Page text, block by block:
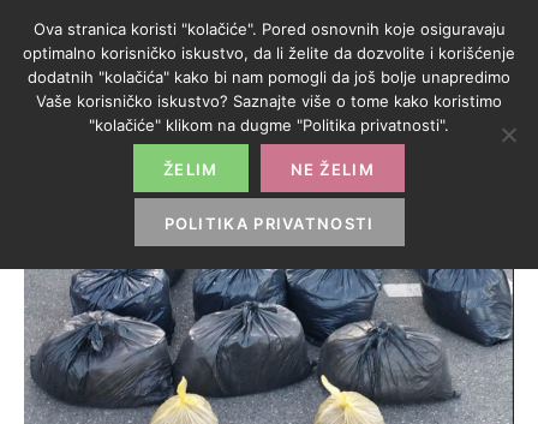
Ova stranica koristi "kolačiće". Pored osnovnih koje osiguravaju
optimalno korisničko iskustvo, da li želite da dozvolite i korišćenje
dodatnih "kolačića" kako bi nam pomogli da još bolje unapredimo
Vaše korisničko iskustvo? Saznajte više o tome kako koristimo
"kolačiće" klikom na dugme "Politika privatnosti".
ŽELIM NE ŽELIM
POLITIKA PRIVATNOSTI